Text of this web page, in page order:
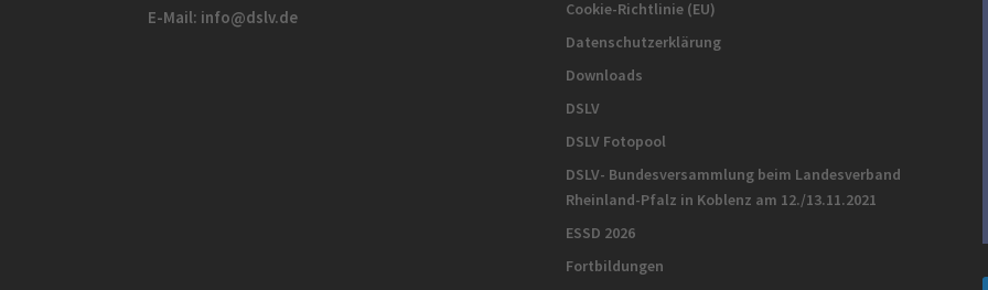
E-Mail: info@dslv.de
Cookie-Richtlinie (EU)
Datenschutzerklärung
Downloads
DSLV
DSLV Fotopool
DSLV- Bundesversammlung beim Landesverband
Rheinland-Pfalz in Koblenz am 12./13.11.2021
ESSD 2026
Fortbildungen